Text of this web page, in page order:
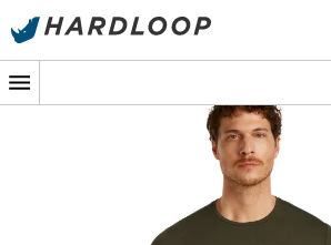
Zomeraanbiedingen 🔥 -5% EXTRA